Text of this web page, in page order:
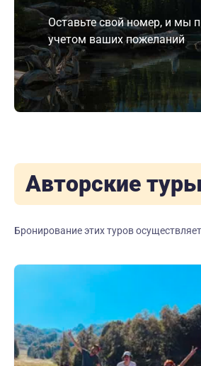
Оставьте свой номер, и мы
учетом ваших пожеланий
Авторские
Бронирование этих туров